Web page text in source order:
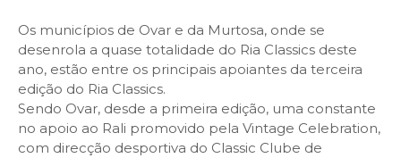
Os municípios de Ovar e da Murtosa, onde se
desenrola a quase totalidade do Ria Classics deste
ano, estão entre os principais apoiantes da terceira
edição do Ria Classics.
Sendo Ovar, desde a primeira edição, uma constante
no apoio ao Rali promovido pela Vintage Celebration,
com direcção desportiva do Classic Clube de